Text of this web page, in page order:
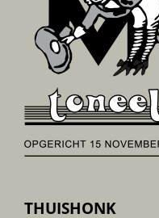
THUISHONK